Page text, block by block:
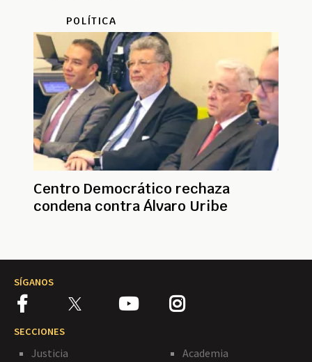
POLÍTICA
Centro Democrático rechaza
condena contra Álvaro Uribe
SÍGANOS
SECCIONES
Justicia
Academia